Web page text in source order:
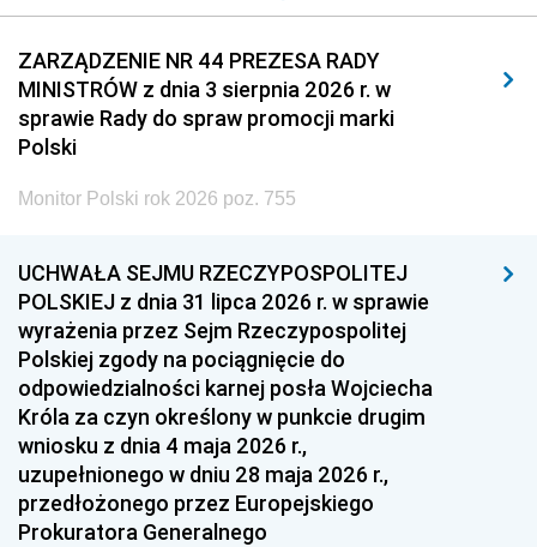
2014 2013 2012
2011 2010 2009
2008 2007 2006
2005
1996 1995 1994
1993 1992 1991
1990 1989
1987 1986 1985
1984 1983
1981 1980 1979
1978 1977
ZARZĄDZENIE NR 44 PREZESA RADY
MINISTRÓW z dnia 3 sierpnia 2026 r. w
sprawie Rady do spraw promocji marki
Polski
Monitor Polski rok 2026 poz. 755
UCHWAŁA SEJMU RZECZYPOSPOLITEJ
POLSKIEJ z dnia 31 lipca 2026 r. w sprawie
wyrażenia przez Sejm Rzeczypospolitej
Polskiej zgody na pociągnięcie do
odpowiedzialności karnej posła Wojciecha
Króla za czyn określony w punkcie drugim
wniosku z dnia 4 maja 2026 r.,
uzupełnionego w dniu 28 maja 2026 r.,
przedłożonego przez Europejskiego
Prokuratora Generalnego